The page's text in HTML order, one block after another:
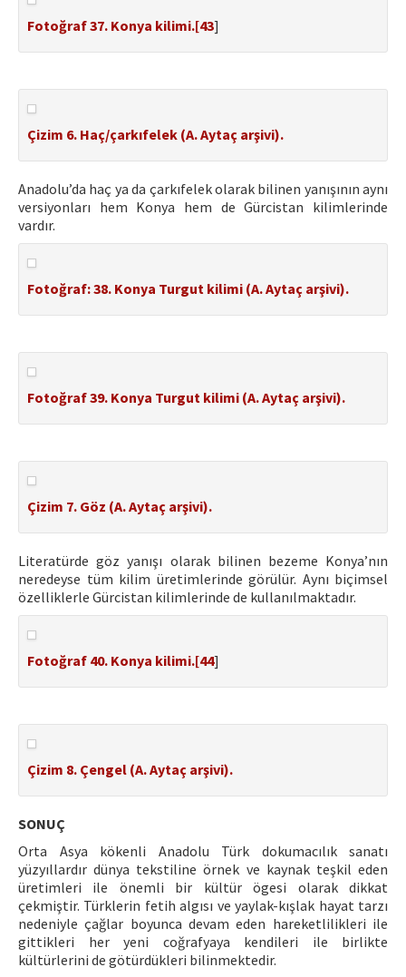
Fotoğraf 37. Konya kilimi.[43]
Çizim 6. Haç/çarkıfelek (A. Aytaç arşivi).
Anadolu’da haç ya da çarkıfelek olarak bilinen yanışının aynı
versiyonları hem Konya hem de Gürcistan kilimlerinde
vardır.
Fotoğraf: 38. Konya Turgut kilimi (A. Aytaç arşivi).
Fotoğraf 39. Konya Turgut kilimi (A. Aytaç arşivi).
Çizim 7. Göz (A. Aytaç arşivi).
Literatürde göz yanışı olarak bilinen bezeme Konya’nın
neredeyse tüm kilim üretimlerinde görülür. Aynı biçimsel
özelliklerle Gürcistan kilimlerinde de kullanılmaktadır.
Fotoğraf 40. Konya kilimi.[44]
Çizim 8. Çengel (A. Aytaç arşivi).
SONUÇ
Orta Asya kökenli Anadolu Türk dokumacılık sanatı
yüzyıllardır dünya tekstiline örnek ve kaynak teşkil eden
üretimleri ile önemli bir kültür ögesi olarak dikkat
çekmiştir. Türklerin fetih algısı ve yaylak-kışlak hayat tarzı
nedeniyle çağlar boyunca devam eden hareketlilikleri ile
gittikleri her yeni coğrafyaya kendileri ile birlikte
kültürlerini de götürdükleri bilinmektedir.